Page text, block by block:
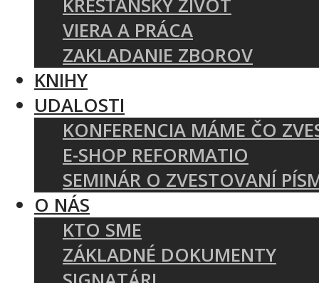
KRESŤANSKÝ ŽIVOT
VIERA A PRÁCA
ZAKLADANIE ZBOROV
KNIHY
UDALOSTI
KONFERENCIA MÁME ČO
E-SHOP REFORMATIO
SEMINÁR O ZVESTOVANÍ
O NÁS
KTO SME
ZÁKLADNÉ DOKUMENTY